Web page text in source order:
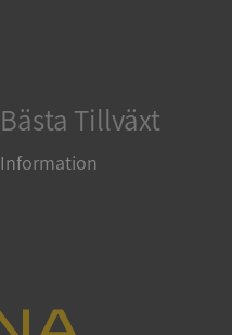
Bästa Tillväxt
Information
Microsoft